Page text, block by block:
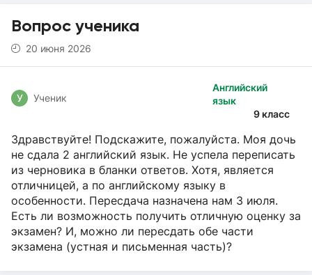
Вопрос ученика
20 июня 2026
Английский
язык
9 класс
У Ученик
Здравствуйте! Подскажите, пожалуйста. Моя дочь
не сдала 2 английский язык. Не успела переписать
из черновика в бланки ответов. Хотя, является
отличницей, а по английскому языку в
особенности. Пересдача назначена нам 3 июля.
Есть ли возможность получить отличную оценку за
экзамен? И, можно ли пересдать обе части
экзамена (устная и письменная часть)?